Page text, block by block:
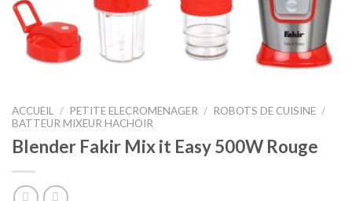
ACCUEIL / PETITE ELECROMENAGER / ROBOTS DE CUISINE /
BATTEUR MIXEUR HACHOIR
Blender Fakir Mix it Easy 500W Rouge